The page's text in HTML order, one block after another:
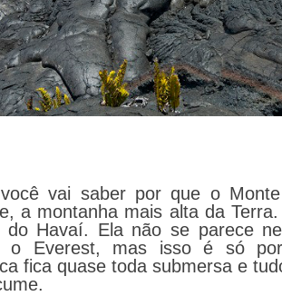
vai saber por que o
a montanha mais alta da
do Havaí. Ela não se parece
o Everest, mas isso é só
fica quase toda submersa e